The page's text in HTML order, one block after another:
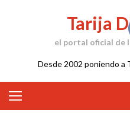
Tarija
el portal oficial de
Desde 2002 poniendo a